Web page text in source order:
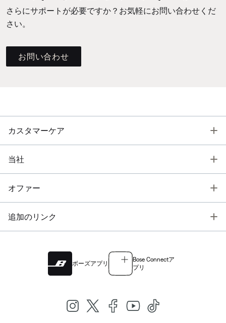
さらにサポートが必要ですか？お気軽にお問い合わせくだ
さい。
お問い合わせ
カスタマーケア
当社
オファー
追加のリンク
ボーズアプリ
Bose Connectア
プリ